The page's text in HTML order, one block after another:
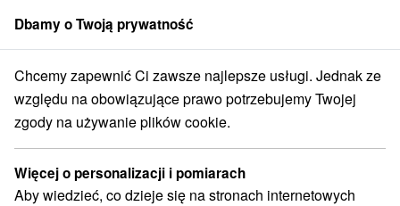
członek grupySorger
Chaty na prenájom Stredné Slovensko Žilinský kraj Nižná Boca
Chaty na prenájom Nižná Boca
Kategorie
Dbamy o Twoją prywatność
Chcemy zapewnić Ci zawsze najlepsze usługi. Jednak ze
względu na obowiązujące prawo potrzebujemy Twojej
zgody na używanie plików cookie.
Więcej o personalizacji i pomiarach
Aby wiedzieć, co dzieje się na stronach internetowych